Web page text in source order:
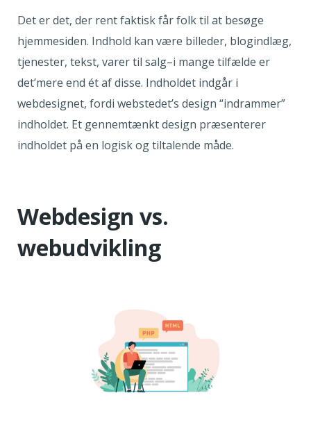
Det er det, der rent faktisk får folk til at besøge
hjemmesiden. Indhold kan være billeder, blogindlæg,
tjenester, tekst, varer til salg–i mange tilfælde er
det’mere end ét af disse. Indholdet indgår i
webdesignet, fordi webstedet’s design “indrammer”
indholdet. Et gennemtænkt design præsenterer
indholdet på en logisk og tiltalende måde.
Webdesign vs.
webudvikling